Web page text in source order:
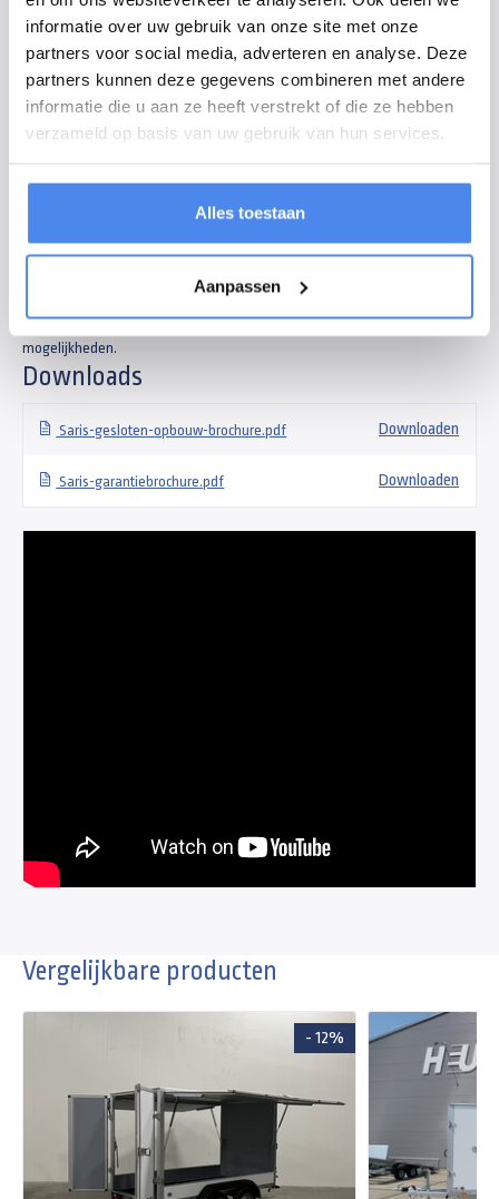
informatie over uw gebruik van onze site met onze
partners voor social media, adverteren en analyse. Deze
partners kunnen deze gegevens combineren met andere
informatie die u aan ze heeft verstrekt of die ze hebben
verzameld op basis van uw gebruik van hun services.
Alles toestaan
Aanpassen
te beschermen tegen diefstal en weersomstandigheden. Maar ook
inzetbaar als mobiele werkplaats of als verkoopkraam. Standaard
binnenin, regengoot, deurvastzetter en twee achterdeuren met robuuste
een zijdeur, zijklep en/of oprijklep. Andere veel gekozen opties zijn
steunpoten, bindrails en een reservewiel. Neem contact op voor de diverse
mogelijkheden.
Downloads
Saris-gesloten-opbouw-brochure.pdf Downloaden
Saris-garantiebrochure.pdf Downloaden
Vergelijkbare producten
- 12%